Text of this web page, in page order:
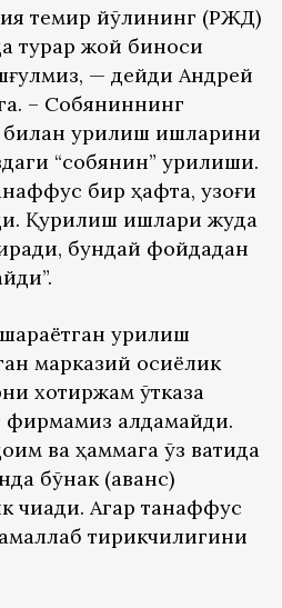
темир йўлининг (РЖД)
турар жой биноси
— дейди Андрей
– Собяниннинг
қурилиш ишларини
“собянин” қурилиши.
бир ҳафта, узоғи
Қурилиш ишлари жуда
бундай фойдадан
қурилиш
марказий осиёлик
хотиржам ўтказа
фирмамиз алдамайди.
ва ҳаммага ўз вақтида
бўнак (аванс)
чиқади. Агар танаффус
тирикчилигини